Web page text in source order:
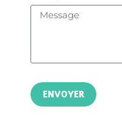
ENVOYER